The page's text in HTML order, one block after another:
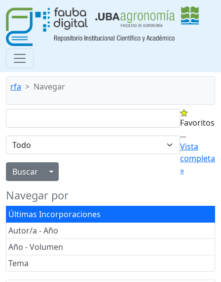
rfa Navegar
Alternar menú desplegable
Favoritos
...
Vista
completa
»
Navegar por
Últimas Incorporaciones
Autor/a - Año
Año - Volumen
Tema